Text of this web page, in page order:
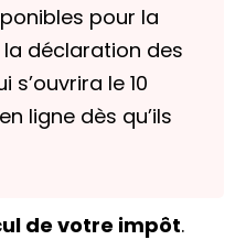
pour la
déclaration des
s’ouvrira le 10
ligne dès qu’ils
de votre impôt.